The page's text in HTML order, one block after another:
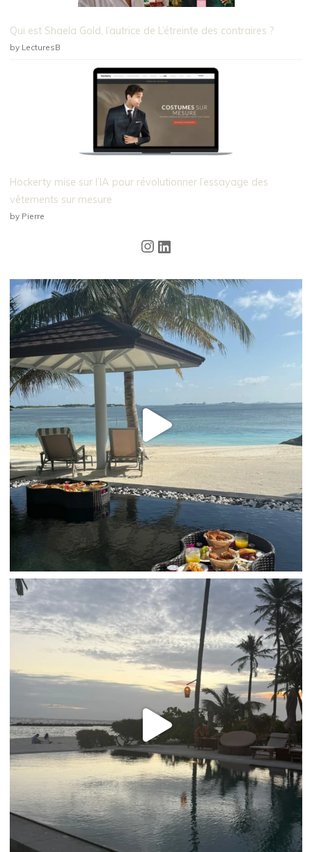
Qui est Shaela Gold, l’autrice de L’étreinte des contraires ?
by LecturesB
Hockerty mise sur l’IA pour révolutionner l’essayage des
vêtements sur mesure
by Pierre
Instagram
LinkedIn